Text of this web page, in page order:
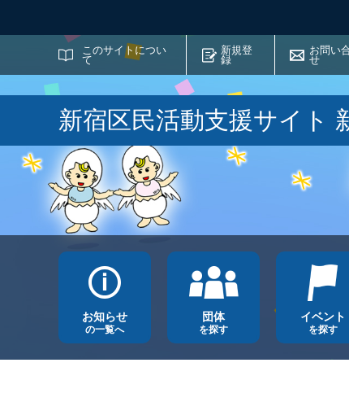
このサイトについ
て
新規登
録
お問い
せ
サイト内検索
新宿区民活動支援サイト
お知らせ
の一覧へ
団体
を探す
イベント
を探す